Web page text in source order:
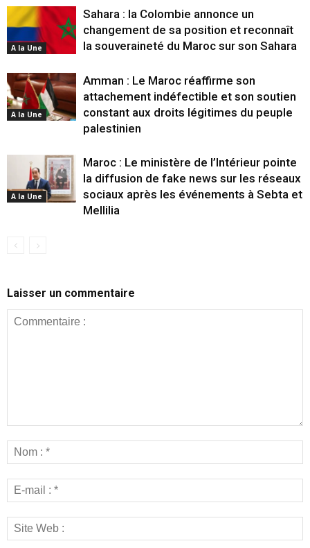
A la Une
Sahara : la Colombie annonce un
changement de sa position et reconnaît
la souveraineté du Maroc sur son Sahara
A la Une
Amman : Le Maroc réaffirme son
attachement indéfectible et son soutien
constant aux droits légitimes du peuple
palestinien
A la Une
Maroc : Le ministère de l’Intérieur pointe
la diffusion de fake news sur les réseaux
sociaux après les événements à Sebta et
Mellilia
Laisser un commentaire